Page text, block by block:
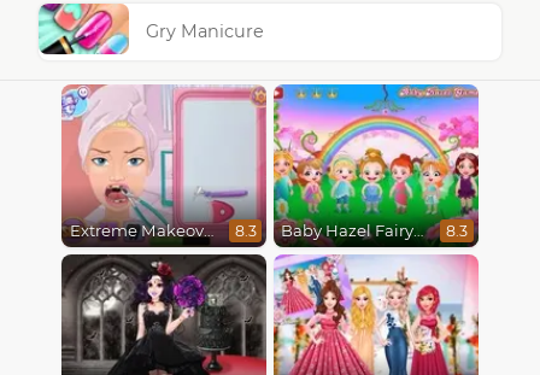
Gry Manicure
Extreme Makeover 8.3 Baby Hazel Fairyland Ballet 8.3